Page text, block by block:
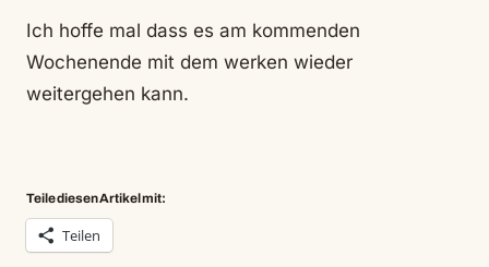
Ich hoffe mal dass es am kommenden
Wochenende mit dem werken wieder
weitergehen kann.
Teile diesen Artikel mit:
Teilen